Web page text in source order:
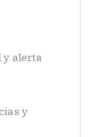
y alerta
y